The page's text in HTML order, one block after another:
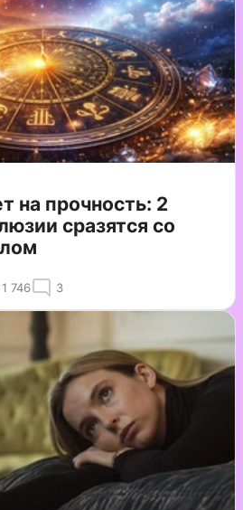
на прочность: 2
сразятся со
1 746 3